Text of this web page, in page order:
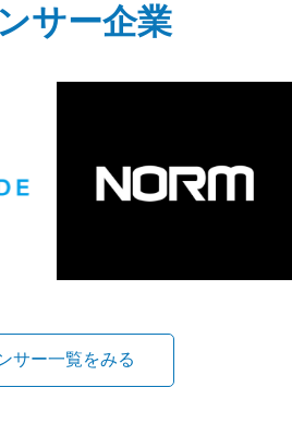
サー企業
サー一覧をみる